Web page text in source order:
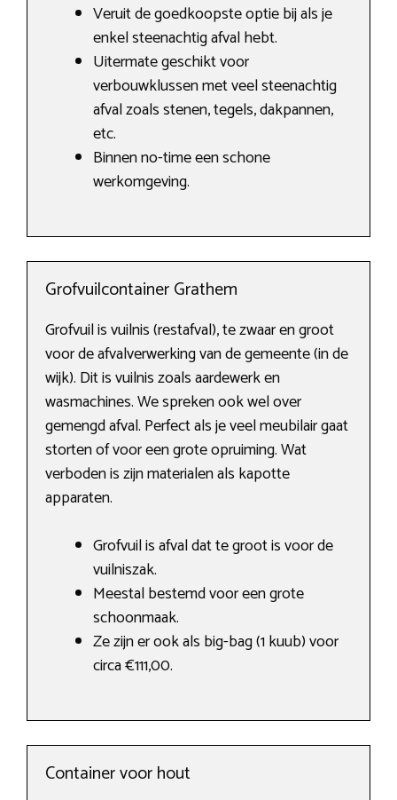
Veruit de goedkoopste optie bij als je
enkel steenachtig afval hebt.
Uitermate geschikt voor
verbouwklussen met veel steenachtig
afval zoals stenen, tegels, dakpannen,
etc.
Binnen no-time een schone
werkomgeving.
Grofvuilcontainer Grathem
Grofvuil is vuilnis (restafval), te zwaar en groot
voor de afvalverwerking van de gemeente (in de
wijk). Dit is vuilnis zoals aardewerk en
wasmachines. We spreken ook wel over
gemengd afval. Perfect als je veel meubilair gaat
storten of voor een grote opruiming. Wat
verboden is zijn materialen als kapotte
apparaten.
Grofvuil is afval dat te groot is voor de
vuilniszak.
Meestal bestemd voor een grote
schoonmaak.
Ze zijn er ook als big-bag (1 kuub) voor
circa €111,00.
Container voor hout